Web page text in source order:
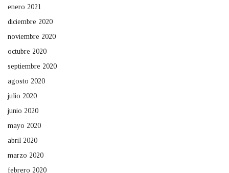
enero 2021
diciembre 2020
noviembre 2020
octubre 2020
septiembre 2020
agosto 2020
julio 2020
junio 2020
mayo 2020
abril 2020
marzo 2020
febrero 2020